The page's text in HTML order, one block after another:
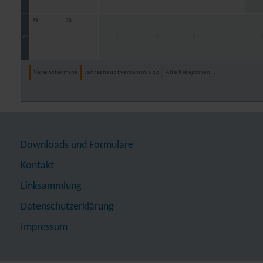
27
29 30
Vereinstermine Jahreshauptversammlung Alle Kategorien ...
Downloads und Formulare
Kontakt
Linksammlung
Datenschutzerklärung
Impressum